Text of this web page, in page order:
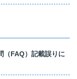
（FAQ）記載誤りに